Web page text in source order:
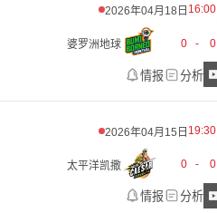
2026年04月18日 16:00
婆罗洲地球 0 - 0
情报 分析
2026年04月15日 19:30
太平洋凯撒 0 - 0
情报 分析